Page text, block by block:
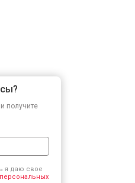
получите
я даю свое
персональных